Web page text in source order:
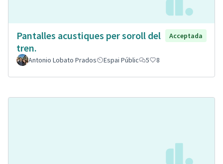
Pantalles acustiques per soroll del
tren.
Acceptada
Antonio Lobato Prados Espai Públic 5 8